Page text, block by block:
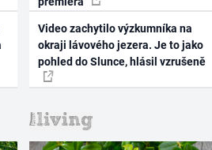
Video zachytilo výzkumníka na
okraji lávového jezera. Je to jako
pohled do Slunce, hlásil vzrušeně